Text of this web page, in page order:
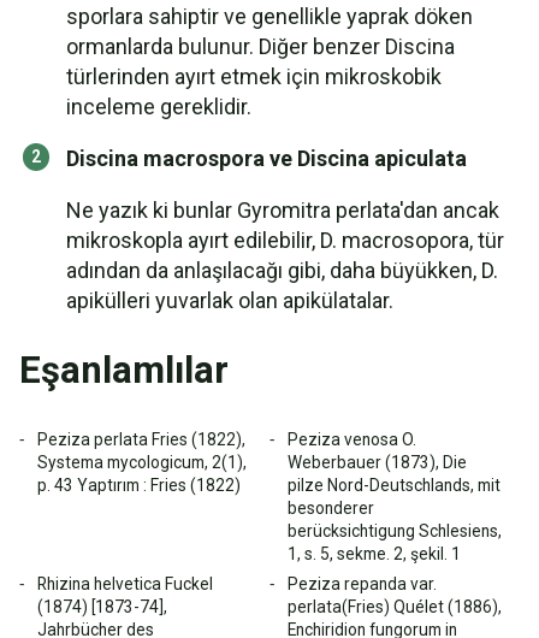
sporlara sahiptir ve genellikle yaprak döken
ormanlarda bulunur. Diğer benzer Discina
türlerinden ayırt etmek için mikroskobik
inceleme gereklidir.
Discina macrospora ve Discina apiculata
Ne yazık ki bunlar Gyromitra perlata'dan ancak
mikroskopla ayırt edilebilir, D. macrosopora, tür
adından da anlaşılacağı gibi, daha büyükken, D.
apikülleri yuvarlak olan apikülatalar.
Eşanlamlılar
Peziza perlata Fries (1822),
Systema mycologicum, 2(1),
p. 43 Yaptırım : Fries (1822)
Peziza venosa O.
Weberbauer (1873), Die
pilze Nord-Deutschlands, mit
besonderer
berücksichtigung Schlesiens,
1, s. 5, sekme. 2, şekil. 1
Rhizina helvetica Fuckel
(1874) [1873-74],
Jahrbücher des
Peziza repanda var.
perlata(Fries) Quélet (1886),
Enchiridion fungorum in